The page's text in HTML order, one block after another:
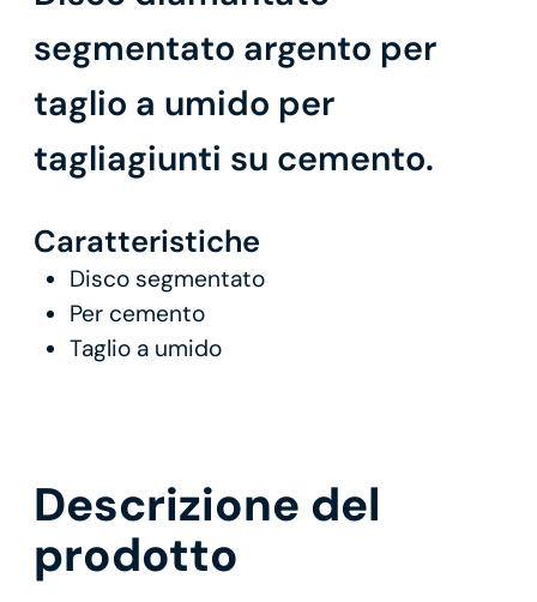
segmentato argento per
taglio a umido per
tagliagiunti su cemento.
Caratteristiche
Disco segmentato
Per cemento
Taglio a umido
Descrizione del
prodotto